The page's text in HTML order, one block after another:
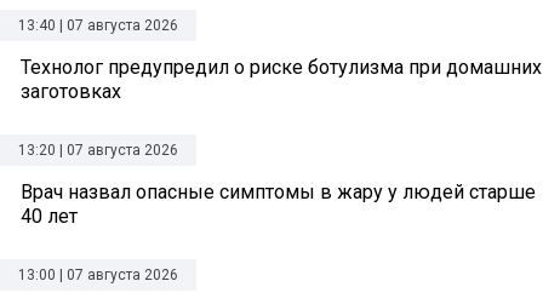
13:40 | 07 августа 2026
Технолог предупредил о риске ботулизма при домашних
заготовках
13:20 | 07 августа 2026
Врач назвал опасные симптомы в жару у людей старше
40 лет
13:00 | 07 августа 2026